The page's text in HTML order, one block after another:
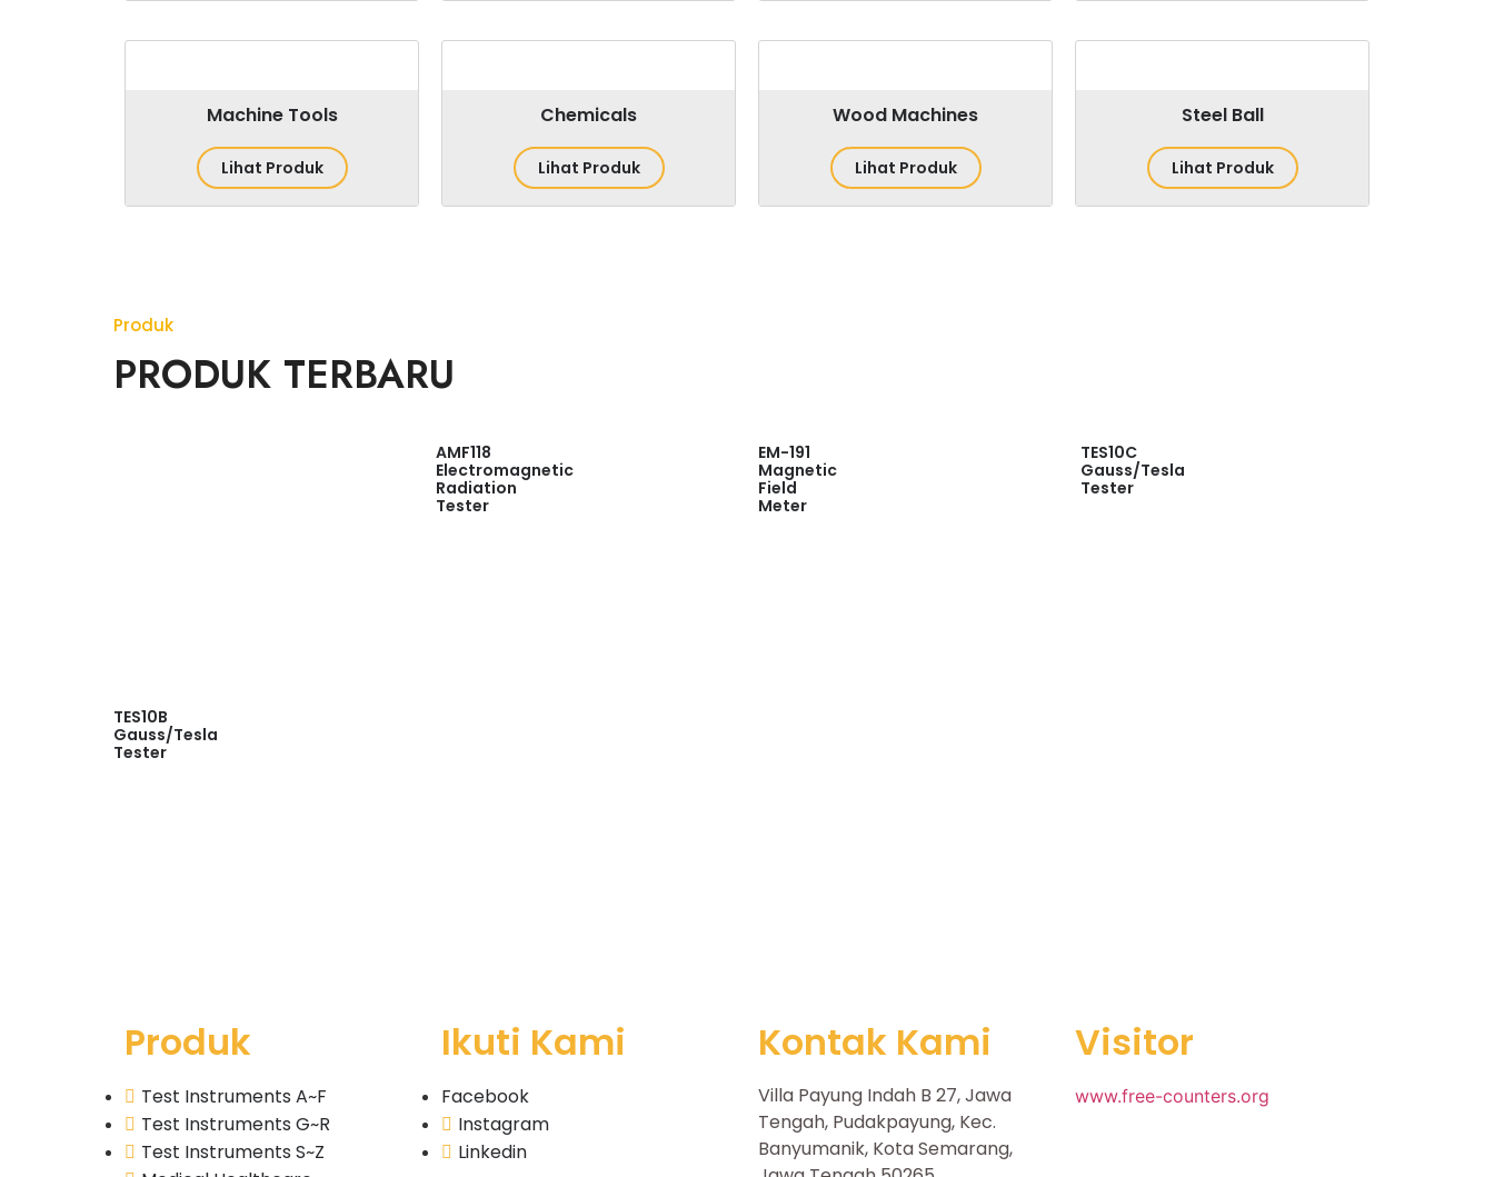
Machine Tools
Lihat Produk
Chemicals
Lihat Produk
Wood Machines
Lihat Produk
Steel Ball
Lihat Produk
Produk
PRODUK TERBARU
AMF118
Electromagnetic
Radiation
Tester
EM-191
Magnetic
Field
Meter
TES10C
Gauss/Tesla
Tester
TES10B
Gauss/Tesla
Tester
Produk
Test Instruments A~F
Test Instruments G~R
Test Instruments S~Z
Ikuti Kami
Facebook
Instagram
Linkedin
Kontak Kami
Villa Payung Indah B 27, Jawa
Tengah, Pudakpayung, Kec.
Banyumanik, Kota Semarang,
Visitor
www.free-counters.org